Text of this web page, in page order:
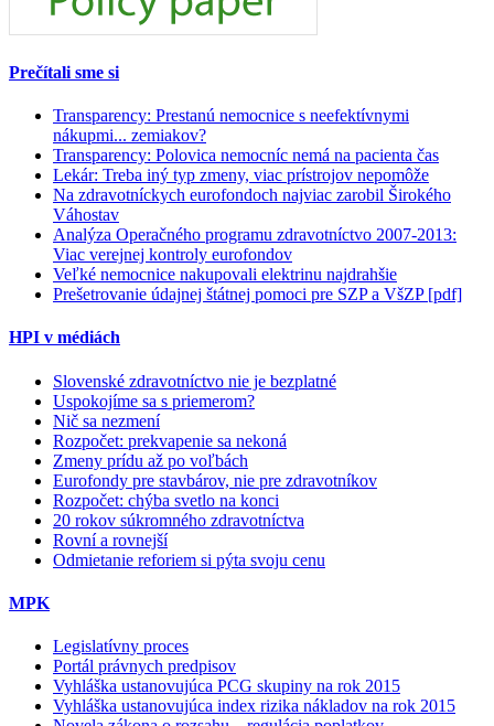
Prečítali sme si
Transparency: Prestanú nemocnice s neefektívnymi
nákupmi... zemiakov?
Transparency: Polovica nemocníc nemá na pacienta čas
Lekár: Treba iný typ zmeny, viac prístrojov nepomôže
Na zdravotníckych eurofondoch najviac zarobil Širokého
Váhostav
Analýza Operačného programu zdravotníctvo 2007-2013:
Viac verejnej kontroly eurofondov
Veľké nemocnice nakupovali elektrinu najdrahšie
Prešetrovanie údajnej štátnej pomoci pre SZP a VšZP [pdf]
HPI v médiách
Slovenské zdravotníctvo nie je bezplatné
Uspokojíme sa s priemerom?
Nič sa nezmení
Rozpočet: prekvapenie sa nekoná
Zmeny prídu až po voľbách
Eurofondy pre stavbárov, nie pre zdravotníkov
Rozpočet: chýba svetlo na konci
20 rokov súkromného zdravotníctva
Rovní a rovnejší
Odmietanie reforiem si pýta svoju cenu
MPK
Legislatívny proces
Portál právnych predpisov
Vyhláška ustanovujúca PCG skupiny na rok 2015
Vyhláška ustanovujúca index rizika nákladov na rok 2015